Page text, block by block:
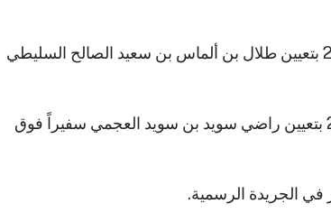
وأصدر سمو الأمير القرار الأميري رقم 50 لسنة 2025 بتعيين طلال بن ألماس بن سعيد الصالح السليطي
وأصدر سمو الأمير القرار الأميري رقم 51 لسنة 2025 بتعيين راضي سويد بن سويد العجمي سفيراً فوق
في الجريدة الرسمية.